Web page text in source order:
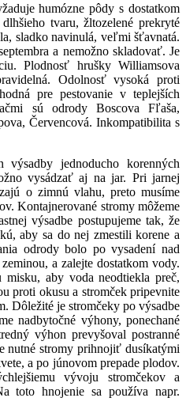
humózne pôdy s dostatkom
tvaru, žltozelené prekryté
sladko navinulá, veľmi šťavnatá.
a nemožno skladovať. Je
Plodnosť hrušky Williamsova
Odolnosť vysoká proti
pre pestovanie v teplejších
sú odrody Boscova Fľaša,
Červencová. Inkompatibilita s
výsadby jednoducho korenných
vysádzať aj na jar. Pri jarnej
o zimnú vlahu, preto musíme
Kontajnerované stromy môžeme
výsadbe postupujeme tak, že
aby sa do nej zmestili korene a
odrody bolo po vysadení nad
a zalejte dostatkom vody.
aby voda neodtiekla preč,
proti okusu a stromček pripevnite
Dôležité je stromčeky po výsadbe
nadbytočné výhony, ponechané
výhon prevyšoval postranné
nutné stromy prihnojiť dusíkatými
a po júnovom prepade plodov.
vývoju stromčekov a
toto hnojenie sa používa napr.